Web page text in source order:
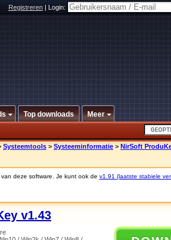
Registreren|Login:
Top downloads Meer
Systeemtools > Systeeminformatie > NirSoft
deze software. Je kunt ook de v1.91 (laatste stabiele
v1.43